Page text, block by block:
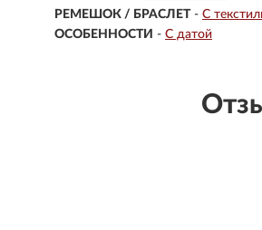
РЕМЕШОК / БРАСЛЕТ - С
ОСОБЕННОСТИ - С датой